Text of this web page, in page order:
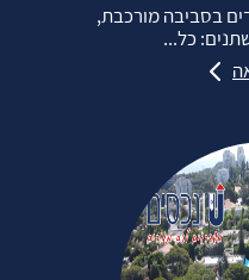
בסביבה מורכבת,
כל...